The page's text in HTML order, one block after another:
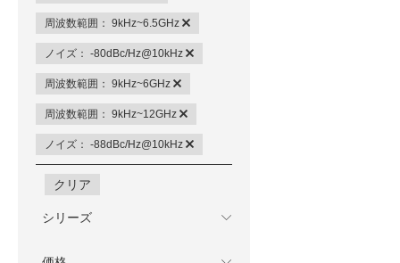
周波数範囲： 9kHz~6.5GHz
ノイズ： -80dBc/Hz@10kHz
周波数範囲： 9kHz~6GHz
周波数範囲： 9kHz~12GHz
ノイズ： -88dBc/Hz@10kHz
クリア
シリーズ